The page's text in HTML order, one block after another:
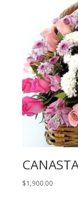
$1,900.00